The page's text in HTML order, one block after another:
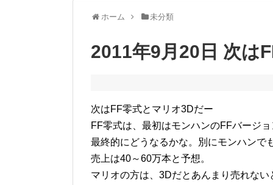
ホーム 未分類
2011年9月20日 次は
次はFF零式とマリオ3Dだー
FF零式は、最初はモンハンのFFバージ
最終的にどうなるかな。別にモンハンで
売上は40～60万本と予想。
マリオの方は、3Dだとあんまり売れな